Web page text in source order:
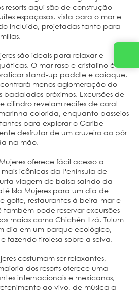
resorts aqui são de construção
espaçosas, vista para o mar e
incluído, projetadas tanto para
são ideais para relaxar e
O mar raso e cristalino é
stand-up paddle e caiaque,
menos aglomeração do
badalados próximos. Excursões de
cilindro revelam recifes de coral
colorida, enquanto passeios
para explorar o Caribe
desfrutar de um cruzeiro ao pôr
na mão.
oferece fácil acesso a
icônicas da Península de
viagem de balsa saindo da
Isla Mujeres para um dia de
golfe, restaurantes à beira-mar e
pode reservar excursões
maias como Chichén Itzá, Tulum
dia em um parque ecológico,
fazendo tirolesa sobre a selva.
costumam ser relaxantes,
dos resorts oferece uma
internacionais e mexicanos,
ao vivo, de música a